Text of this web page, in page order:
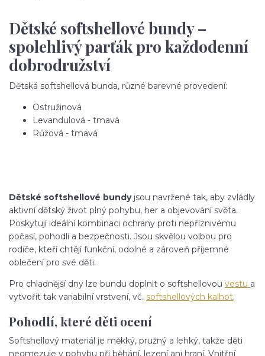
Dětské softshellové bundy –
spolehlivý parťák pro každodenní
dobrodružství
Dětská softshellová bunda, různé barevné provedení:
Ostružinová
Levandulová - tmavá
Růžová - tmavá
Dětské softshellové bundyjsou navržené tak, aby zvládly
aktivní dětský život plný pohybu, her a objevování světa.
Poskytují ideální kombinaci ochrany proti nepříznivému
počasí, pohodlí a bezpečnosti. Jsou skvělou volbou pro
rodiče, kteří chtějí funkční, odolné a zároveň příjemné
oblečení pro své děti.
Pro chladnější dny lze bundu doplnit o softshellovou vestu a
vytvořit tak variabilní vrstvení, vč. softshellových kalhot.
Pohodlí, které děti ocení
Softshellový materiál je měkký, pružný a lehký, takže děti
neomezuje v pohybu při běhání, lezení ani hraní. Vnitřní